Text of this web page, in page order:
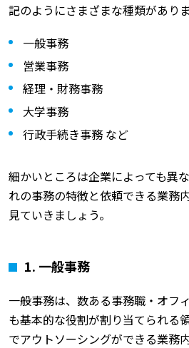
記のようにさまざまな種類がありま
一般事務
営業事務
経理・財務事務
大学事務
行政手続き事務 など
細かいところは企業によっても異
れの事務の特徴と依頼できる業務
見ていきましょう。
1. 一般事務
一般事務は、数ある事務職・オフ
も基本的な役割が割り当てられる
でアウトソーシングができる業務